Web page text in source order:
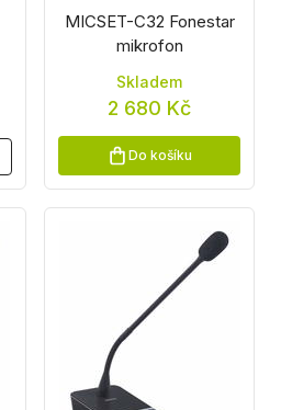
MICSET-C32 Fonestar
mikrofon
Skladem
2 680 Kč
Do košíku